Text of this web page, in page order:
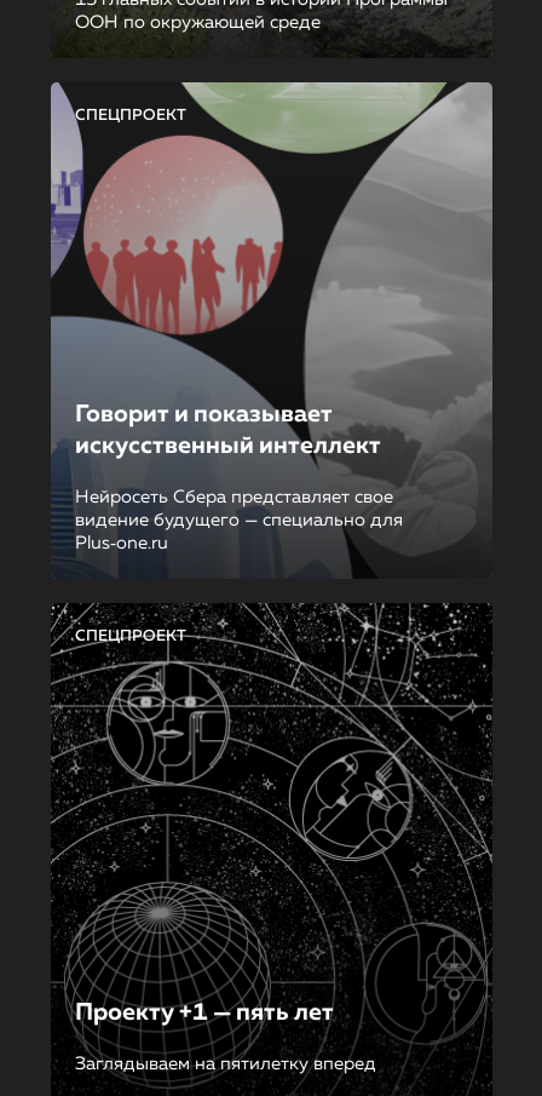
ООН по окружающей среде
СПЕЦПРОЕКТ
Говорит и показывает
искусственный интеллект
Нейросеть Сбера представляет свое
видение будущего — специально для
Plus‑one.ru
СПЕЦПРОЕКТ
Проекту +1 — пять лет
Заглядываем на пятилетку вперед